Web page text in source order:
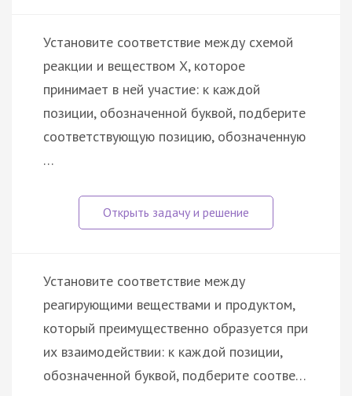
Установите соответствие между схемой
реакции и веществом Х, которое
принимает в ней участие: к каждой
позиции, обозначенной буквой, подберите
соответствующую позицию, обозначенную
…
Установите соответствие между
реагирующими веществами и продуктом,
который преимущественно образуется при
их взаимодействии: к каждой позиции,
обозначенной буквой, подберите соотве…